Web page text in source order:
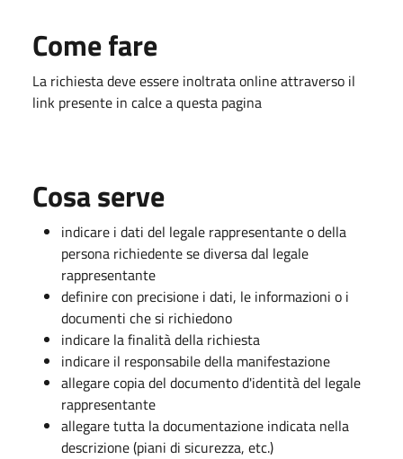
Come fare
La richiesta deve essere inoltrata online attraverso il
link presente in calce a questa pagina
Cosa serve
indicare i dati del legale rappresentante o della
persona richiedente se diversa dal legale
rappresentante
definire con precisione i dati, le informazioni o i
documenti che si richiedono
indicare la finalità della richiesta
indicare il responsabile della manifestazione
allegare copia del documento d'identità del legale
rappresentante
allegare tutta la documentazione indicata nella
descrizione (piani di sicurezza, etc.)